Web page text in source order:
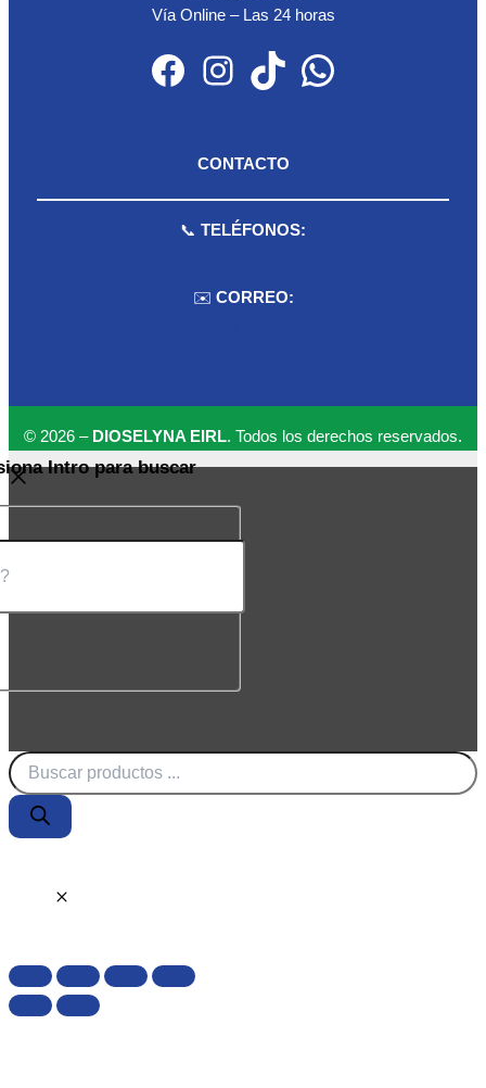
Vía Online – Las 24 horas
Facebook Instagram TikTok WhatsApp
CONTACTO
📞 TELÉFONOS:
✉️ CORREO:
© 2026 – DIOSELYNA EIRL. Todos los derechos reservados.
Intro para buscar
Búsqueda
de
productos